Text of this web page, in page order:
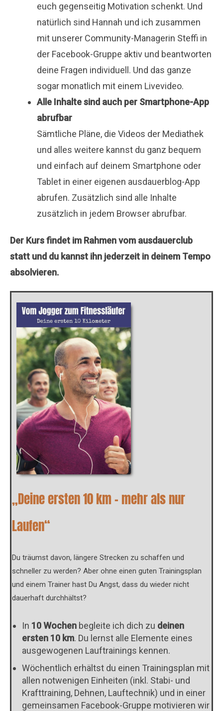
euch gegenseitig Motivation schenkt. Und
natürlich sind Hannah und ich zusammen
mit unserer Community-Managerin Steffi in
der Facebook-Gruppe aktiv und beantworten
deine Fragen individuell. Und das ganze
sogar monatlich mit einem Livevideo.
Alle Inhalte sind auch per Smartphone-App
abrufbar
Sämtliche Pläne, die Videos der Mediathek
und alles weitere kannst du ganz bequem
und einfach auf deinem Smartphone oder
Tablet in einer eigenen ausdauerblog-App
abrufen. Zusätzlich sind alle Inhalte
zusätzlich in jedem Browser abrufbar.
Der Kurs findet im Rahmen vom ausdauerclub
statt und du kannst ihn jederzeit in deinem Tempo
absolvieren.
„Deine ersten 10 km – mehr als nur
Laufen“
Du träumst davon, längere Strecken zu schaffen und
schneller zu werden? Aber ohne einen guten Trainingsplan
und einem Trainer hast Du Angst, dass du wieder nicht
dauerhaft durchhältst?
In 10 Wochen begleite ich dich zu deinen
ersten 10 km. Du lernst alle Elemente eines
ausgewogenen Lauftrainings kennen.
Wöchentlich erhältst du einen Trainingsplan mit
allen notwenigen Einheiten (inkl. Stabi- und
Krafttraining, Dehnen, Lauftechnik) und in einer
gemeinsamen Facebook-Gruppe motivieren wir